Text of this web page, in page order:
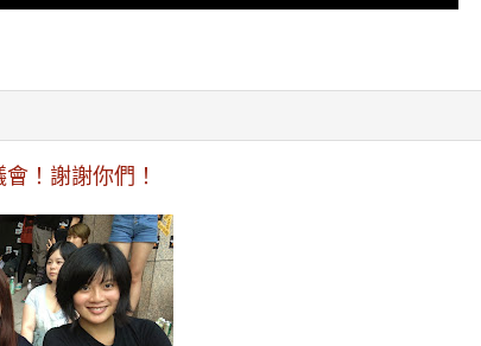
！謝謝你們！